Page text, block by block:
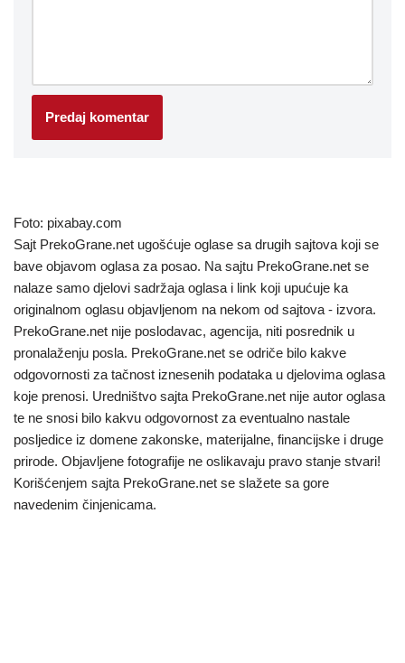
Foto: pixabay.com
Sajt PrekoGrane.net ugošćuje oglase sa drugih sajtova koji se
bave objavom oglasa za posao. Na sajtu PrekoGrane.net se
nalaze samo djelovi sadržaja oglasa i link koji upućuje ka
originalnom oglasu objavljenom na nekom od sajtova - izvora.
PrekoGrane.net nije poslodavac, agencija, niti posrednik u
pronalaženju posla. PrekoGrane.net se odriče bilo kakve
odgovornosti za tačnost iznesenih podataka u djelovima oglasa
koje prenosi. Uredništvo sajta PrekoGrane.net nije autor oglasa
te ne snosi bilo kakvu odgovornost za eventualno nastale
posljedice iz domene zakonske, materijalne, financijske i druge
prirode. Objavljene fotografije ne oslikavaju pravo stanje stvari!
Korišćenjem sajta PrekoGrane.net se slažete sa gore
navedenim činjenicama.